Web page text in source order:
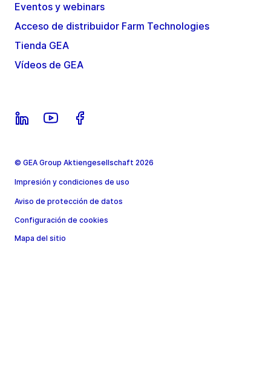
Eventos y webinars
Acceso de distribuidor Farm Technologies
Tienda GEA
Vídeos de GEA
© GEA Group Aktiengesellschaft 2026
Impresión y condiciones de uso
Aviso de protección de datos
Configuración de cookies
Mapa del sitio